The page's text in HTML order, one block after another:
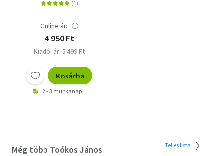
Online ár:
4 950 Ft
Kiadói ár: 5 499 Ft
Kosárba
2 - 3 munkanap
Még több Toókos János Teljes lista